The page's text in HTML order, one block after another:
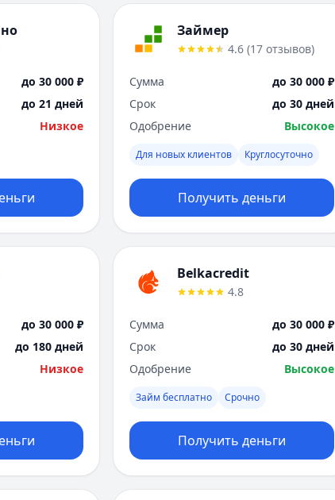
до 30 000 ₽
до 21 дней
Низкое
Займер
4.6 (17 отзывов)
Сумма
до 30 000 ₽
Срок
до 30 дней
Одобрение
Высокое
Для новых клиентов Круглосуточно
Получить деньги
до 30 000 ₽
до 180 дней
Низкое
Belkacredit
4.8
Сумма
до 30 000 ₽
Срок
до 30 дней
Одобрение
Высокое
Займ бесплатно Срочно
Получить деньги